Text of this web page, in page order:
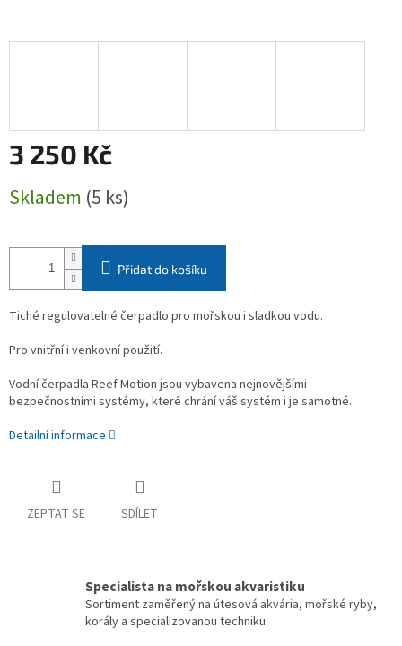
3 250 Kč
cena:
Skladem (5 ks)
Přidat do košíku
Tiché regulovatelné čerpadlo pro mořskou i sladkou vodu.
Pro vnitřní i venkovní použití.
Vodní čerpadla Reef Motion jsou vybavena nejnovějšími
bezpečnostními systémy, které chrání váš systém i je samotné.
Detailní informace
ZEPTAT SE SDÍLET
Specialista na mořskou akvaristiku
Sortiment zaměřený na útesová akvária, mořské ryby,
korály a specializovanou techniku.